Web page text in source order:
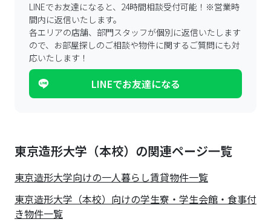
LINEでお友達になると、24時間相談受付可能！ ※営業時
間内に返信いたします。
各エリアの店舗、部門スタッフが個別に返信いたします
ので、 お部屋探しのご相談や物件に関するご質問にも対
応いたします！
LINEでお友達になる
東京造形大学（本校）の関連ページ一覧
東京造形大学向けの一人暮らし賃貸物件一覧
東京造形大学（本校）向けの学生寮・学生会館・食事付
き物件一覧